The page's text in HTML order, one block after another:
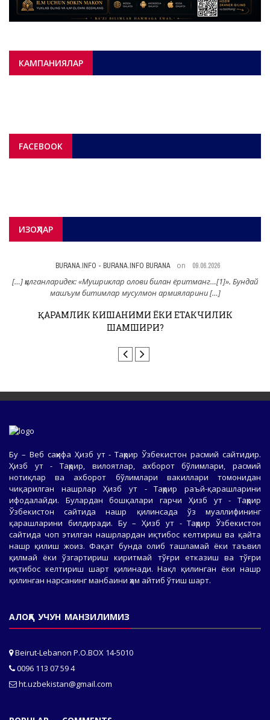
КАМПАНИЯЛАР
FACEBOOK
ИЗОҲЛАР
BURANA.INFO - BURANA.INFO BURANA on 09.06.2026
[…] қилганларидек: «Мушриклар олови билан ёритманг…[1]». Бундай
машъум битимлар мусулмон армияларини […]
ҚАРАМЛИК КИШАНИМИ ЁКИ ЕТАКЧИЛИК
ШАМШИРИ?
Бу – Веб саҳифа Ҳизб ут - Таҳрир Ўзбекистон расмий сайтидир.
Ҳизб ут - Таҳрир, вилоятлар, ахборот бўлимлари, расмий
нотиқлар ва ахборот бўлимлари вакиллари томонидан
чиқарилган нашрлар Ҳизб ут - Таҳрир раъй-қарашларини
ифодалайди. Булардан бошқалари гарчи Ҳизб ут - Таҳрир
Ўзбекистон сайтида нашр қилинсада ўз муаллифининг
қарашларини билдиради. Бу – Ҳизб ут - Таҳрир Ўзбекистон
сайтида чоп этилган нашрлардан иқтибос келтириш ва қайта
нашр қилиш жоиз. Фақат бунда олиб ташламай ёки таъвил
қилмай ёки ўзгартириш киритмай тўғри етказиш ва тўғри
иқтибос келтириш шарт қилинади. Нақл қилинган ёки нашр
қилинган нарсанинг манбаини ҳам айтиб ўтиш шарт.
АЛОҚА УЧУН МАНЗИЛИМИЗ
Beirut-Lebanon P.O.BOX 14-5010
0096 113 07 59 4
ht.uzbekistan@gmail.com